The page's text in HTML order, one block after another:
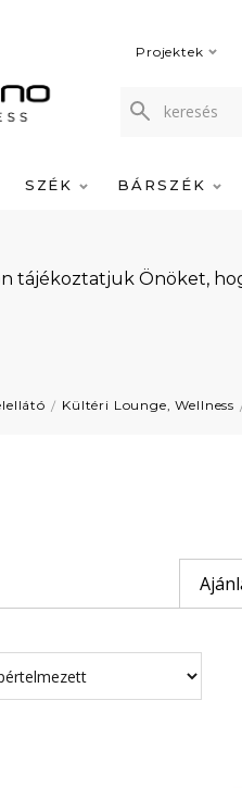
Projektek
SZÉK BÁRSZÉK
tájékoztatjuk Önöket,
Kültéri Lounge, Wellness